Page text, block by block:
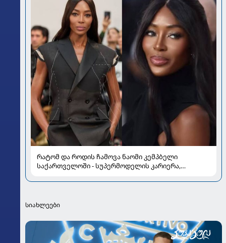
რატომ და როდის ჩამოვა ნაომი კემპბელი
საქართველოში - სუპერმოდელის კარიერა,
სიახლეები